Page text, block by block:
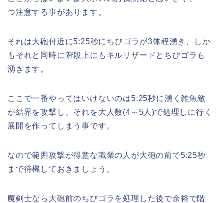
つ注意する事があります。
それは大砲付近に5:25秒にちびゴラが3体程湧き、しか
もそれと同時に階段上にもキルリザードとちびゴラも
湧きます。
ここで一番やってはいけないのは5:25秒に湧く雑魚敵
が結界を攻撃し、それを大人数(4～5人)で処理しに行く
展開を作ってしまう事です。
なので範囲攻撃が得意な職業の人が大砲の前で5:25秒
まで待機しておきましょう。
魔剣士なら大砲前のちびゴラを処理した後で余裕で階